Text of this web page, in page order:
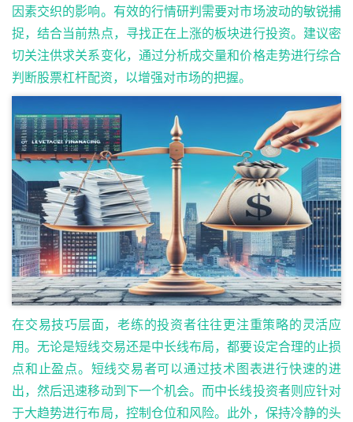
因素交织的影响。有效的行情研判需要对市场波动的敏锐捕
捉，结合当前热点，寻找正在上涨的板块进行投资。建议密
切关注供求关系变化，通过分析成交量和价格走势进行综合
判断股票杠杆配资，以增强对市场的把握。
在交易技巧层面，老练的投资者往往更注重策略的灵活应
用。无论是短线交易还是中长线布局，都要设定合理的止损
点和止盈点。短线交易者可以通过技术图表进行快速的进
出，然后迅速移动到下一个机会。而中长线投资者则应针对
于大趋势进行布局，控制仓位和风险。此外，保持冷静的头